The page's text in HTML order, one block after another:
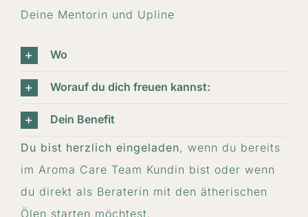
Deine Mentorin und Upline
Wo
Worauf du dich freuen kannst:
Dein Benefit
Du bist herzlich eingeladen, wenn du bereits
im Aroma Care Team Kundin bist oder wenn
du direkt als Beraterin mit den ätherischen
Ölen starten möchtest.